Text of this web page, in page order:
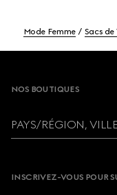
Mode Femme Sacs
NOS BOUTIQUES
PAYS/RÉGION, VILLE
INSCRIVEZ-VOUS POUR